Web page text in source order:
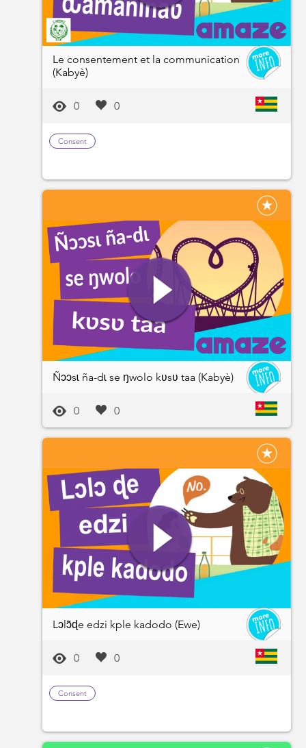
Le consentement et la communication
(Kabyè)
0 0
Consent
Ñɔɔsɩ ña-dɩ se ŋwolo kʋsʋ taa (Kabyè)
0 0
Lɔlɔ̃ɖe edzi kple kadodo (Ewe)
0 0
Consent